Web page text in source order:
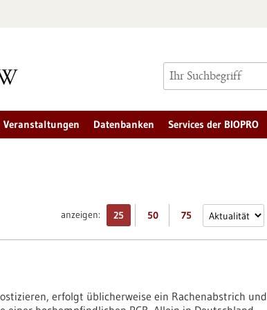
Veranstaltungen Datenbanken Services der BIOPRO
anzeigen: 25 50 75
erfolgt üblicherweise ein Rachenabstrich und